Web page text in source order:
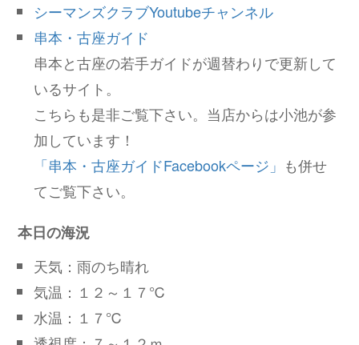
シーマンズクラブYoutubeチャンネル
串本・古座ガイド
串本と古座の若手ガイドが週替わりで更新して
いるサイト。
こちらも是非ご覧下さい。当店からは小池が参
加しています！
「串本・古座ガイドFacebookページ」 も併せ
てご覧下さい。
本日の海況
天気：雨のち晴れ
気温：１２～１７℃
水温：１７℃